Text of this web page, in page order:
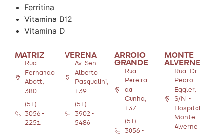
Ferritina
Vitamina B12
Vitamina D
MATRIZ
Rua
Fernando
Abott,
380
(51)
3056-
2251
VERENA
Av. Sen.
Alberto
Pasqualini,
139
(51)
3902-
5486
ARROIO
GRANDE
Rua
Pereira
da
Cunha,
137
(51)
3056-
MONTE
ALVERNE
Rua. Dr.
Pedro
Eggler,
S/N -
Hospital
Monte
Alverne